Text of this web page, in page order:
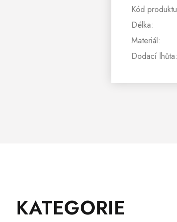
Kód produktu
Délka:
Materiál:
Dodací lhůta:
Přeskočit
kategorie
KATEGORIE